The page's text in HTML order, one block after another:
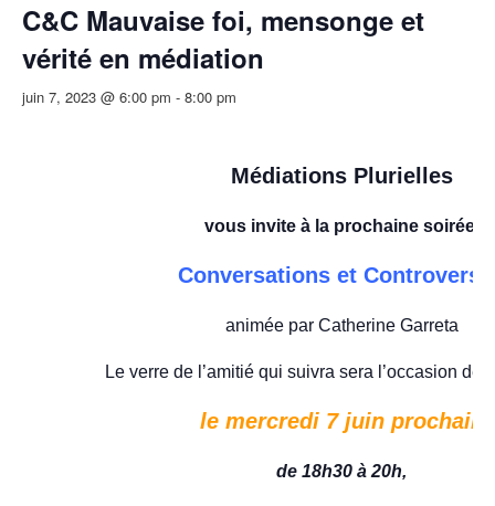
C&C Mauvaise foi, mensonge et
vérité en médiation
juin 7, 2023 @ 6:00 pm - 8:00 pm
Médiations Plurielles
vous invite à la prochaine soirée
Conversations et
animée par Catherine Garreta
Le verre de l’amitié qui suivra sera l’occasion de
le mercredi 7 juin prochain
de 18h30 à 20h,